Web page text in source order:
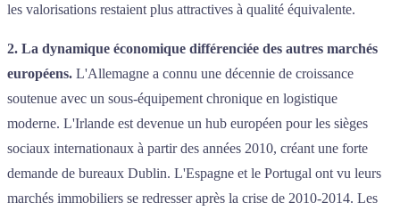
les valorisations restaient plus attractives à qualité équivalente.
2. La dynamique économique différenciée des autres marchés
européens. L'Allemagne a connu une décennie de croissance
soutenue avec un sous-équipement chronique en logistique
moderne. L'Irlande est devenue un hub européen pour les sièges
sociaux internationaux à partir des années 2010, créant une forte
demande de bureaux Dublin. L'Espagne et le Portugal ont vu leurs
marchés immobiliers se redresser après la crise de 2010-2014. Les